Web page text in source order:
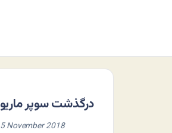
درگذشت سوپر ماریو
5 November 2018